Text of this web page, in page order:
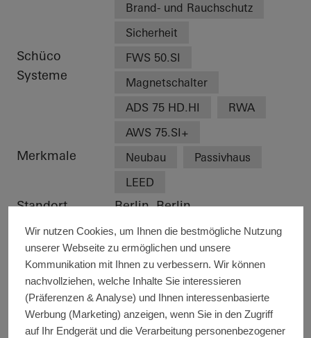
Brand- und Rauchschutz
Sicherheit
Schüco
Systeme
FWS 50.SI
Magnetschalter
ADS 75 HD.HI
RWA
AWS 75.SI+
Merkmale Neubau
Passivhaus
LEED
Standort
Berlin, Berlin
Fertigstellung
2019
Architekten
HTA Hadi Teherani Architects
GmbH,Tchoban Voss
Architekten,W.Markgraf
GmbH+Co. KG
Fachbetrieb
Metallbau Möller
Wir nutzen Cookies, um Ihnen die bestmögliche Nutzung
unserer Webseite zu ermöglichen und unsere
Kommunikation mit Ihnen zu verbessern. Wir können
nachvollziehen, welche Inhalte Sie interessieren
(Präferenzen & Analyse) und Ihnen interessenbasierte
Werbung (Marketing) anzeigen, wenn Sie in den Zugriff
auf Ihr Endgerät und die Verarbeitung personenbezogener